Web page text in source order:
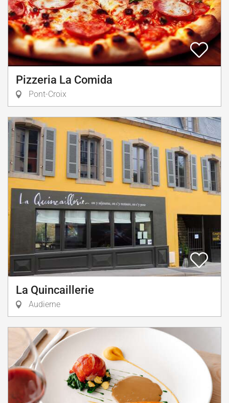
Pizzeria La Comida
Pont-Croix
La Quincaillerie
Audierne